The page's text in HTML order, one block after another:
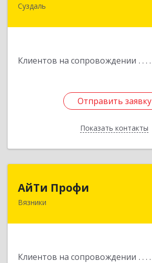
Суздаль
Клиентов на сопровождении
Отправить заявку
Показать контакты
Отправить заявку
Назад
АйТи Профи
Вязники
Клиентов на сопровождении